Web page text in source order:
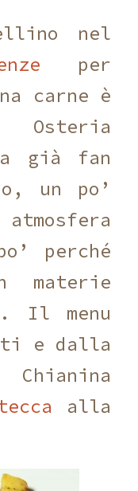
nel
per
carne è
già fan
un po’
perché
materie
Il menu
e dalla
alla